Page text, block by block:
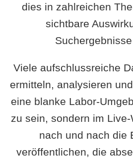
dies in zahlreichen
sichtbare
Viele aufschlussreiche
ermitteln, analysieren
eine blanke Labor-
zu sein, sondern im
nach und nach die
veröffentlichen, die